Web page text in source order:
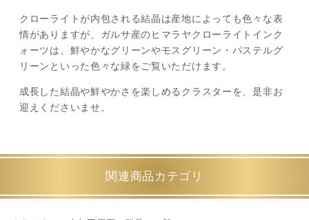
クローライトが内包される結晶は産地によっても色々な表
情がありますが、ガルサ産のヒマラヤクローライトインク
ォーツは、鮮やかなグリーンやモスグリーン・パステルグ
リーンといった色々な緑をご覧いただけます。
成長した結晶や鮮やかさを楽しめるクラスターを、是非お
迎えくださいませ。
関連商品カテゴリ